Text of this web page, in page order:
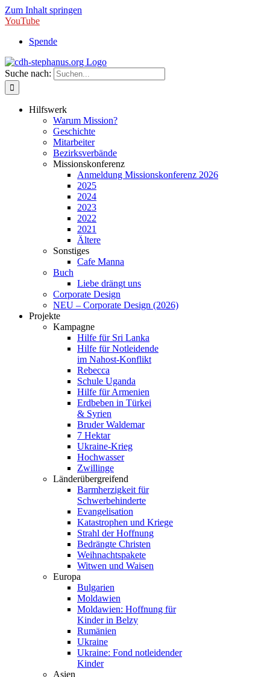
Zum Inhalt springen
YouTube
Spende
Suche nach:
Hilfswerk
Warum Mission?
Geschichte
Mitarbeiter
Bezirksverbände
Missionskonferenz
Anmeldung Missionskonferenz 2026
2025
2024
2023
2022
2021
Ältere
Sonstiges
Cafe Manna
Buch
Liebe drängt uns
Corporate Design
NEU – Corporate Design (2026)
Projekte
Kampagne
Hilfe für Sri Lanka
Hilfe für Notleidende
im Nahost-Konflikt
Rebecca
Schule Uganda
Hilfe für Armenien
Erdbeben in Türkei
& Syrien
Bruder Waldemar
7 Hektar
Ukraine-Krieg
Hochwasser
Zwillinge
Länderübergreifend
Barmherzigkeit für
Schwerbehinderte
Evangelisation
Katastrophen und Kriege
Strahl der Hoffnung
Bedrängte Christen
Weihnachtspakete
Witwen und Waisen
Europa
Bulgarien
Moldawien
Moldawien: Hoffnung für
Kinder in Belzy
Rumänien
Ukraine
Ukraine: Fond notleidender
Kinder
Asien